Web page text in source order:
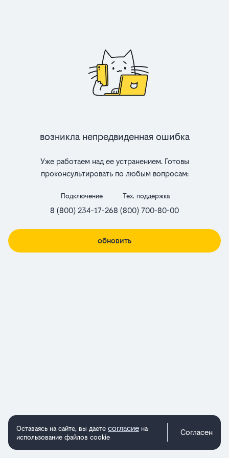
Возникла непредвиденная ошибка
Уже работаем над ее устранением. Готовы
проконсультировать по любым вопросам:
Подключение
8 (800) 234-17-26
Тех. поддержка
8 (800) 700-80-00
обновить
Оставаясь на сайте, вы даете согласие на
использование файлов cookie
Согласен